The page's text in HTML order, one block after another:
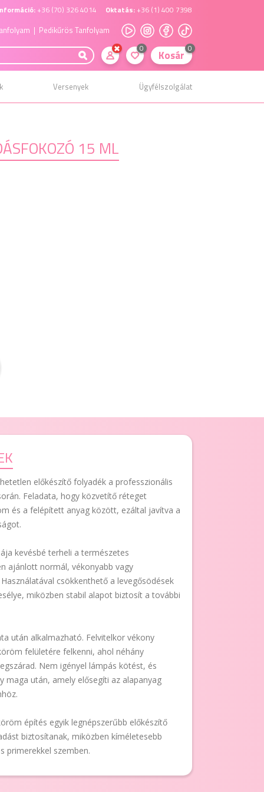
+36 (70) 326 4014 Oktatás: +36 (1) 400 7398
| Pedikűrös Tanfolyam
0 Kosár 0
Versenyek Ügyfélszolgálat
15 ML
előkészítő folyadék a professzionális
Feladata, hogy közvetítő réteget
és a felépített anyag között, ezáltal javítva a
kevésbé terheli a természetes
ajánlott normál, vékonyabb vagy
csökkenthető a levegősödések
miközben stabil alapot biztosít a további
után alkalmazható. Felvitelkor vékony
felületére felkenni, ahol néhány
Nem igényel lámpás kötést, és
maga után, amely elősegíti az alapanyag
építés egyik legnépszerűbb előkészítő
biztosítanak, miközben kíméletesebb
primerekkel szemben.